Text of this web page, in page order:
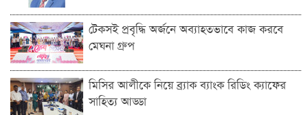
টেকসই প্রবৃদ্ধি অর্জনে অব্যাহতভাবে কাজ করবে
মেঘনা গ্রুপ
মিসির আলীকে নিয়ে ব্র্যাক ব্যাংক রিডিং ক্যাফের
সাহিত্য আড্ডা